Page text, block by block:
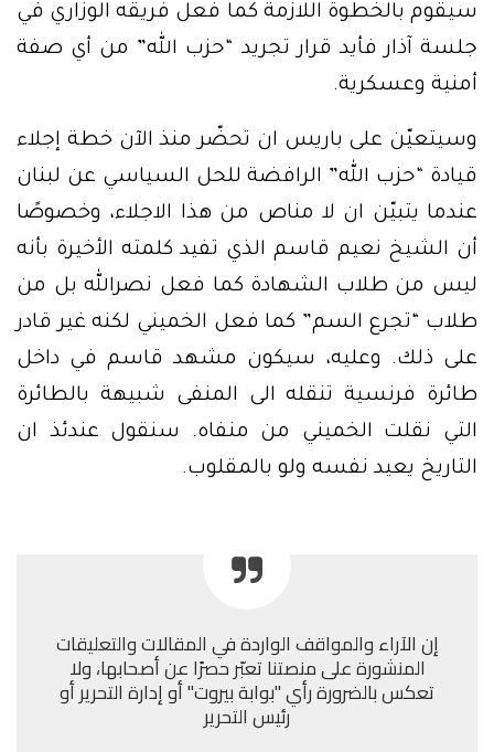
سيقوم بالخطوة اللازمة كما فعل فريقه الوزاري في
جلسة آذار فأيد قرار تجريد “حزب الله” من أي صفة
أمنية وعسكرية.
وسيتعيّن على باريس ان تحضّر منذ الآن خطة إجلاء
قيادة “حزب الله” الرافضة للحل السياسي عن لبنان
عندما يتبيّن ان لا مناص من هذا الاجلاء، وخصوصًا
أن الشيخ نعيم قاسم الذي تفيد كلمته الأخيرة بأنه
ليس من طلاب الشهادة كما فعل نصرالله بل من
طلاب “تجرع السم” كما فعل الخميني لكنه غير قادر
على ذلك. وعليه، سيكون مشهد قاسم في داخل
طائرة فرنسية تنقله الى المنفى شبيهة بالطائرة
التي نقلت الخميني من منفاه. سنقول عندئذ ان
التاريخ يعيد نفسه ولو بالمقلوب.
إن الآراء والمواقف الواردة في المقالات والتعليقات
المنشورة على منصتنا تعبّر حصرًا عن أصحابها، ولا
تعكس بالضرورة رأي "بوابة بيروت" أو إدارة التحرير أو
رئيس التحرير